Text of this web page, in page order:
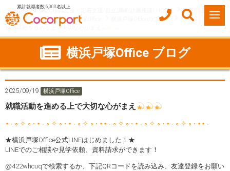
累計就職者数 6,000名以上
ココルポート(就労移行支援・定着支援/自立訓練/計画相談) HOME
事業所紹介
神奈川県
横浜市 横浜戸塚Office
横浜戸塚Officeのブログ
就職活動を進める上で大切な心がまえ
横浜戸塚Office ブログ
2025/09/19 横浜戸塚Office
就職活動を進める上で大切な心がまえ
⋆ ∙ ∘ ✧ ∘ ⋅ ⋆ ∙ ∘ ✧ ∘ ⋅ ⋆ ∙ ∘ ✧ ∘ ⋅ ⋆⋆ ∙ ∘ ✧ ∘ ⋅ ⋆ ∙ ∘ ✧ ∘ ⋅ ⋆ ∙ ∘ ✧ ∘ ⋅ ⋆⋆ ∙
★横浜戸塚Office公式LINEはじめました！★
LINEでのご相談や見学依頼、資料請求ができます！
@422whcuqで検索するか、下記QRコードを読み込み、友達登録をお願い